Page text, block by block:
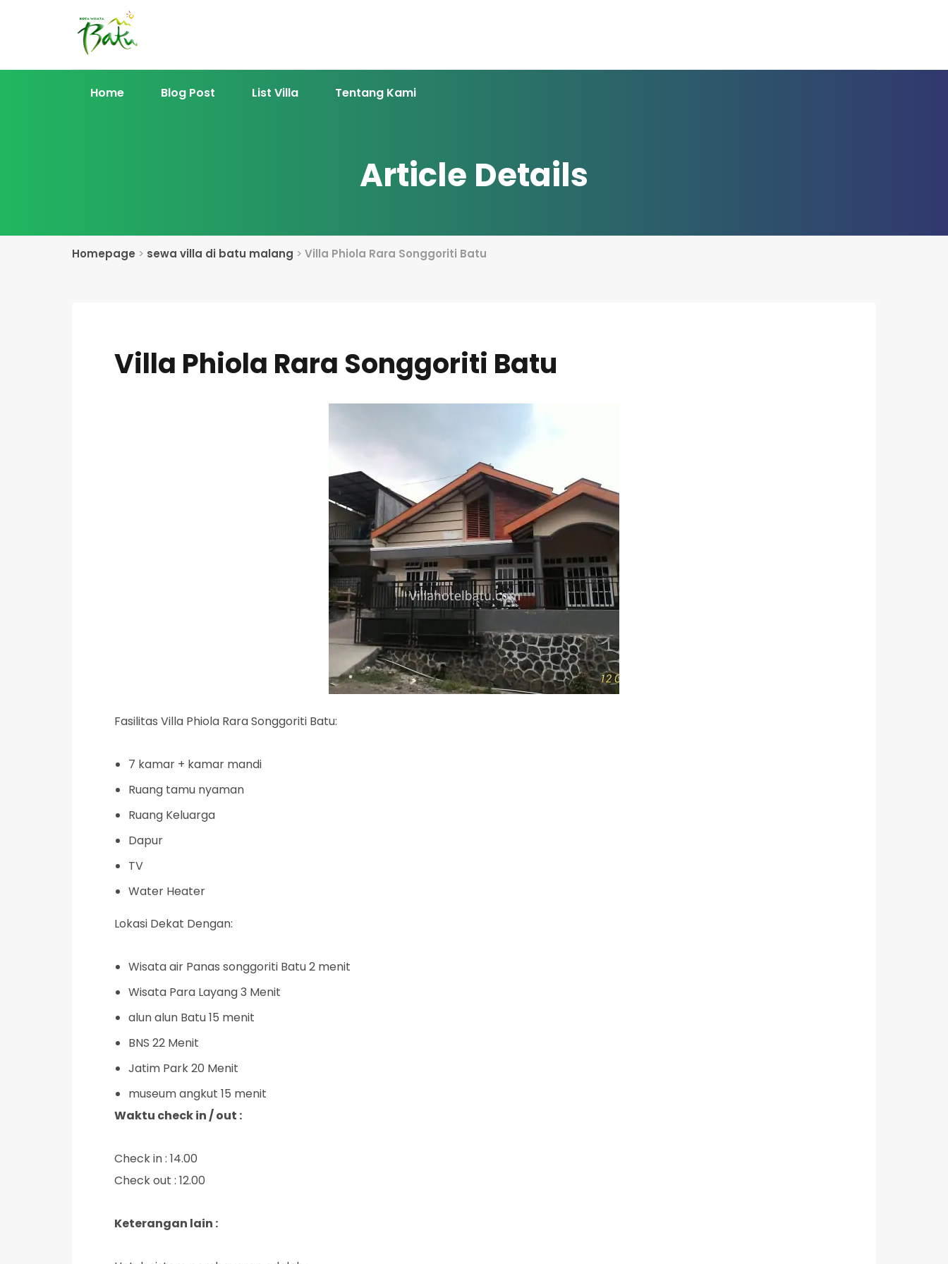
Home Blog Post List Villa Tentang Kami
Article Details
Homepage > sewa villa di batu malang > Villa Phiola Rara Songgoriti Batu
Villa Phiola Rara Songgoriti Batu
Fasilitas Villa Phiola Rara Songgoriti Batu:
7 kamar + kamar mandi
Ruang tamu nyaman
Ruang Keluarga
Dapur
TV
Water Heater
Lokasi Dekat Dengan:
Wisata air Panas songgoriti Batu 2 menit
Wisata Para Layang 3 Menit
alun alun Batu 15 menit
BNS 22 Menit
Jatim Park 20 Menit
museum angkut 15 menit
Waktu check in / out :
Check in : 14.00
Check out : 12.00
Keterangan lain :